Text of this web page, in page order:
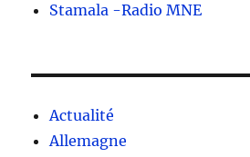
Stamala -Radio MNE
Actualité
Allemagne